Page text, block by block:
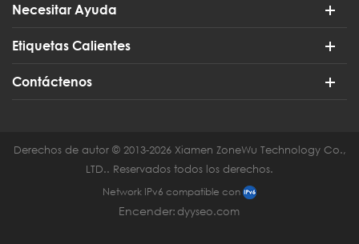
Necesitar Ayuda
Etiquetas Calientes
Contáctenos
Derechos de autor © 2013-2026 Xiamen ZoneWu Technology Co.,
LTD.. Reservados todos los derechos.
Network IPv6 compatible con
Encender:dyyseo.com